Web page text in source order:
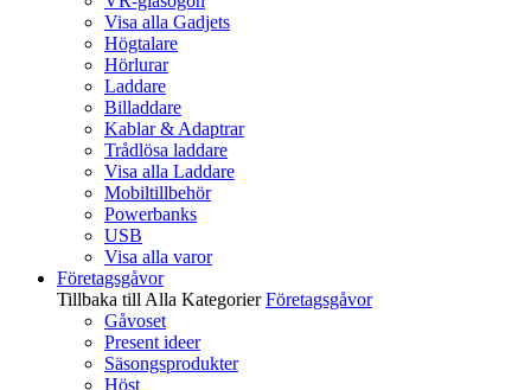
Visa alla Gadjets
Högtalare
Hörlurar
Laddare
Billaddare
Kablar & Adaptrar
Trådlösa laddare
Visa alla Laddare
Mobiltillbehör
Powerbanks
USB
Visa alla varor
Företagsgåvor
Tillbaka till Alla Kategorier Företagsgåvor
Gåvoset
Present ideer
Säsongsprodukter
Höst